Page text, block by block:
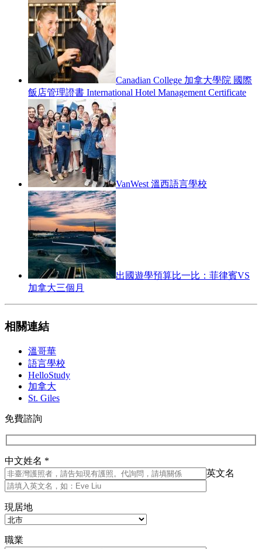
Canadian College 加拿大學院 國際
飯店管理證書 International Hotel Management Certificate
VanWest 溫西語言學校
出國遊學預算比一比：菲律賓VS
加拿大三個月
相關連結
溫哥華
語言學校
HelloStudy
加拿大
St. Giles
免費諮詢
中文姓名 *
英文名
現居地
職業